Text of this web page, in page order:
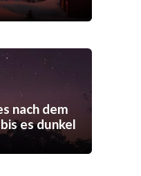
nach dem
es dunkel